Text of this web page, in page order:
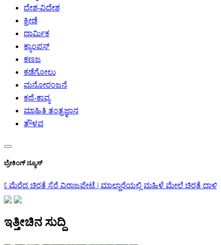
ದೇಶ-ವಿದೇಶ
ಕ್ರೀಡೆ
ಧಾರ್ಮಿಕ
ಕ್ಯಾಂಪಸ್
ಕಣಜ
ಕಡೆಗೋಲು
ಮನೋರಂಜನೆ
ಕಥೆ-ಕಾವ್ಯ
ಮಾಹಿತಿ ತಂತ್ರಜ್ಞಾನ
ತೌಳವ
ಬ್ರೇಕಿಂಗ್ ನ್ಯೂಸ್
| ಮಾಲ್ದಾರೆಯಲ್ಲಿ ಮಹಿಳೆ ಮೇಲೆ ಚಿರತೆ ದಾಳಿ; ಗಂಭೀರ ಗಾಯKodagu |
ಇತ್ತೀಚಿನ ಸುದ್ದಿ